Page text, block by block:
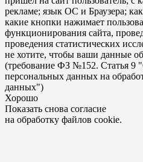
рекламе; язык ОС и Браузера;
какие кнопки нажимает
функционирования сайта,
проведения статистических
не хотите, чтобы ваши данные
(требование ФЗ №152. Статья 9
персональных данных на
данных")
Хорошо
Показать снова согласие
на обработку файлов cookie.